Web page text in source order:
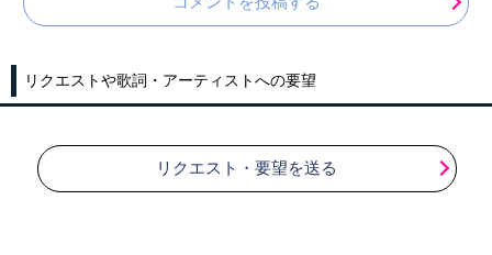
リクエストや歌詞・アーティストへの要望
リクエスト・要望を送る